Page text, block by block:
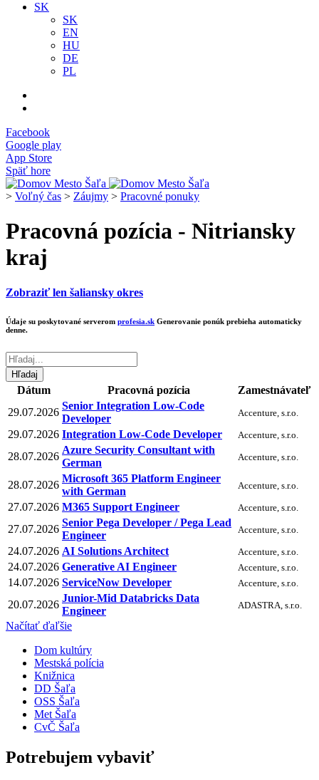
SK
SK
EN
HU
DE
PL
Facebook
Google play
App Store
Späť hore
> Voľný čas > Záujmy > Pracovné ponuky
Pracovná pozícia - Nitriansky
kraj
Zobraziť len šaliansky okres
Údaje su poskytované serverom profesia.sk Generovanie ponúk prebieha automaticky
denne.
Dátum Pracovná pozícia
Zamestnávateľ
29.07.2026
Senior Integration Low-Code
Developer
Accenture, s.r.o.
29.07.2026 Integration Low-Code Developer Accenture, s.r.o.
28.07.2026
Azure Security Consultant with
German
Accenture, s.r.o.
28.07.2026
Microsoft 365 Platform Engineer
with German
Accenture, s.r.o.
27.07.2026 M365 Support Engineer Accenture, s.r.o.
27.07.2026
Senior Pega Developer / Pega Lead
Engineer
Accenture, s.r.o.
24.07.2026 AI Solutions Architect Accenture, s.r.o.
24.07.2026 Generative AI Engineer Accenture, s.r.o.
14.07.2026 ServiceNow Developer Accenture, s.r.o.
20.07.2026
Junior-Mid Databricks Data
Engineer
ADASTRA, s.r.o.
Načítať ďaľšie
Dom kultúry
Mestská polícia
Knižnica
DD Šaľa
OSS Šaľa
Met Šaľa
CvČ Šaľa
Potrebujem vybaviť